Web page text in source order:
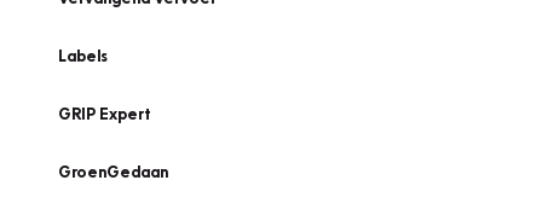
Labels
GRIP Expert
GroenGedaan